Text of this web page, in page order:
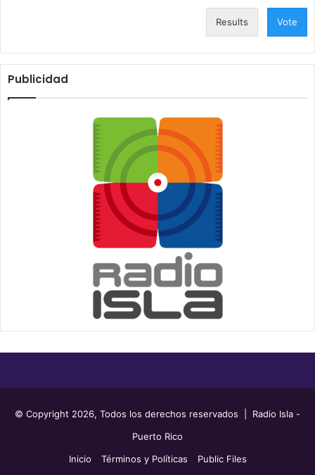
Results Vote
Publicidad
© Copyright 2026, Todos los derechos reservados | Radio Isla -
Puerto Rico
Inicio
Términos y Políticas Public Files